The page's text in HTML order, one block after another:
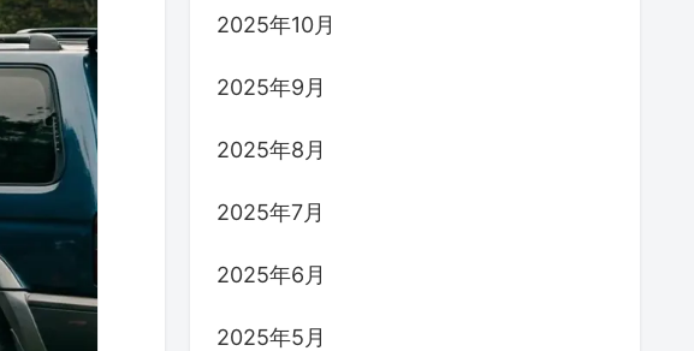
2025年10月
2025年9月
2025年8月
2025年7月
2025年6月
2025年5月